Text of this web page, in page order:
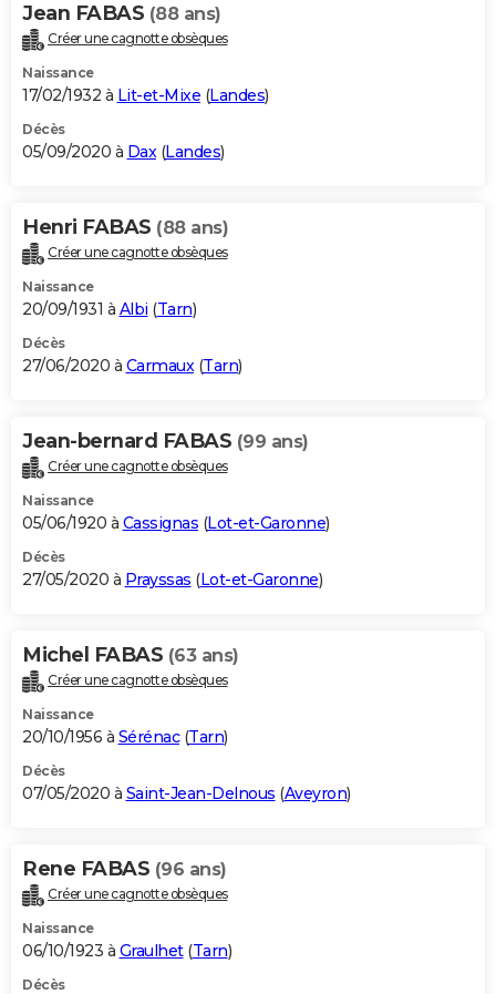
Jean FABAS (88 ans)
Créer une cagnotte obsèques
Naissance
17/02/1932 à Lit-et-Mixe (Landes)
Décès
05/09/2020 à Dax(Landes)
Henri FABAS (88 ans)
Créer une cagnotte obsèques
Naissance
20/09/1931 à Albi (Tarn)
Décès
27/06/2020 à Carmaux(Tarn)
Jean-bernard FABAS (99 ans)
Créer une cagnotte obsèques
Naissance
05/06/1920 à Cassignas (Lot-et-Garonne)
Décès
27/05/2020 à Prayssas (Lot-et-Garonne)
Michel FABAS (63 ans)
Créer une cagnotte obsèques
Naissance
20/10/1956 à Sérénac(Tarn)
Décès
07/05/2020 à Saint-Jean-Delnous (Aveyron)
Rene FABAS (96 ans)
Créer une cagnotte obsèques
Naissance
06/10/1923 à Graulhet(Tarn)
Décès